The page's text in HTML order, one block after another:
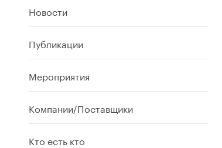
Новости
Публикации
Мероприятия
Компании/Поставщики
Кто есть кто